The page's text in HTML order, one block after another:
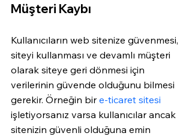
Müşteri Kaybı
Kullanıcıların web sitenize güvenmesi,
siteyi kullanması ve devamlı müşteri
olarak siteye geri dönmesi için
verilerinin güvende olduğunu bilmesi
gerekir. Örneğin bir e-ticaret sitesi
işletiyorsanız varsa kullanıcılar ancak
sitenizin güvenli olduğuna emin